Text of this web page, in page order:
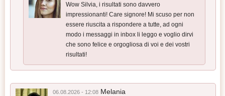
Wow Silvia, i risultati sono davvero
impressionanti! Care signore! Mi scuso per non
essere riuscita a rispondere a tutte, ad ogni
modo i messaggi in inbox li leggo e voglio dirvi
che sono felice e orgogliosa di voi e dei vostri
risultati!
06.08.2026 - 12:08 Melania